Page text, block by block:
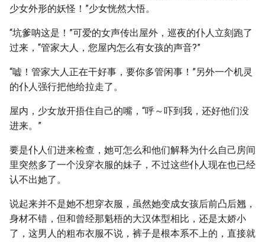
少女外形的妖怪！”少女恍然大悟。
“坑爹呐这是！”可爱的女声传出屋外，巡夜的仆人立刻跑了
过来，“管家大人，您屋内怎么有女孩的声音?”
“嘘！管家大人正在干好事，要你多管闲事！”另外一个机灵
的仆人强行把他给拉走了。
屋内，少女放开捂住自己的嘴，“呼～吓到我，还好他们没
进来。”
要是仆人们进来检查，她可怎么和他们解释为什么自己房间
里突然多了一个没穿衣服的妹子，不过这些仆人现在也已经
认不出她了。
说起来并不是她不想穿衣服，虽然她变成女孩后前凸后翘，
身材不错，但和曾经那魁梧的大汉体型相比，还是太娇小
了，这男人的粗布衣服不说，裤子是根本系不上的，直接就